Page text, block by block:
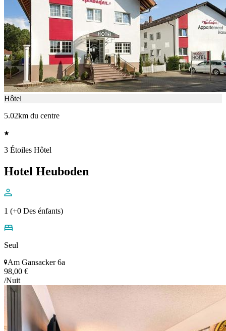
Hôtel
5.02km du centre
3 Étoiles Hôtel
Hotel Heuboden
1 (+0 Des énfants)
Seul
Am Gansacker 6a
98,00 €
/Nuit